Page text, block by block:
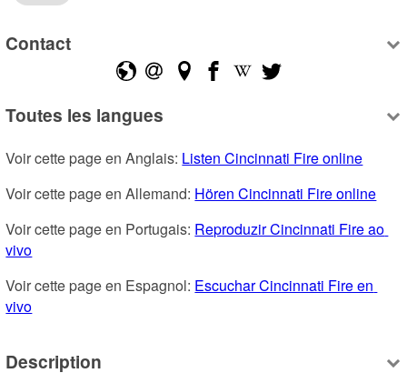
Contact
Toutes les langues
Voir cette page en Anglais: Listen Cincinnati Fire online
Voir cette page en Allemand: Hören Cincinnati Fire online
Voir cette page en Portugais: Reproduzir Cincinnati Fire ao
vivo
Voir cette page en Espagnol: Escuchar Cincinnati Fire en
vivo
Description